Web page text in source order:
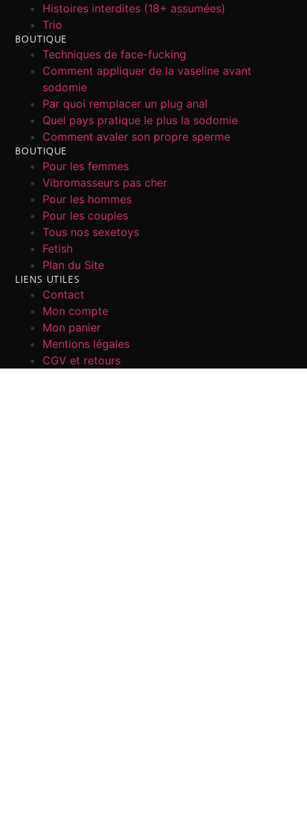
Histoires interdites (18+ assumées)
Trio
BOUTIQUE
Techniques de face-fucking
Comment appliquer de la vaseline avant
sodomie
Par quoi remplacer un plug anal
Quel pays pratique le plus la sodomie
Comment avaler son propre sperme
BOUTIQUE
Pour les femmes
Vibromasseurs pas cher
Pour les hommes
Pour les couples
Tous nos sexetoys
Fetish
Plan du Site
LIENS UTILES
Contact
Mon compte
Mon panier
Mentions légales
CGV et retours